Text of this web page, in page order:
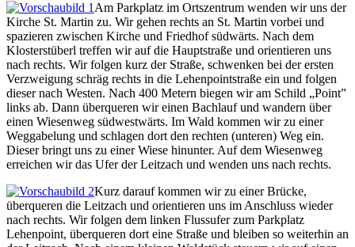
Am Parkplatz im Ortszentrum wenden wir uns der
Kirche St. Martin zu. Wir gehen rechts an St. Martin vorbei und
spazieren zwischen Kirche und Friedhof südwärts. Nach dem
Klosterstüberl treffen wir auf die Hauptstraße und orientieren uns
nach rechts. Wir folgen kurz der Straße, schwenken bei der ersten
Verzweigung schräg rechts in die Lehenpointstraße ein und folgen
dieser nach Westen. Nach 400 Metern biegen wir am Schild „Point”
links ab. Dann überqueren wir einen Bachlauf und wandern über
einen Wiesenweg südwestwärts. Im Wald kommen wir zu einer
Weggabelung und schlagen dort den rechten (unteren) Weg ein.
Dieser bringt uns zu einer Wiese hinunter. Auf dem Wiesenweg
erreichen wir das Ufer der Leitzach und wenden uns nach rechts.
Kurz darauf kommen wir zu einer Brücke,
überqueren die Leitzach und orientieren uns im Anschluss wieder
nach rechts. Wir folgen dem linken Flussufer zum Parkplatz
Lehenpoint, überqueren dort eine Straße und bleiben so weiterhin an